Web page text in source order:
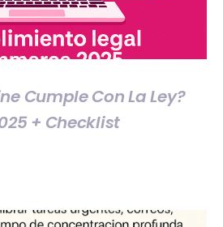
Cumple Con La Ley?
+ Checklist